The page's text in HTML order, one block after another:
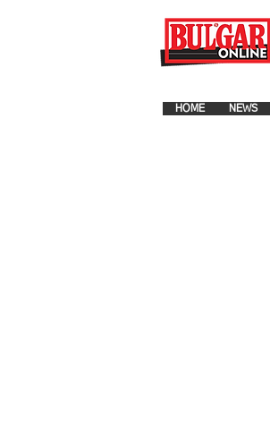
NEWS
HOME